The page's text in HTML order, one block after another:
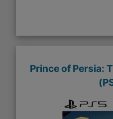
Prince of Persia: